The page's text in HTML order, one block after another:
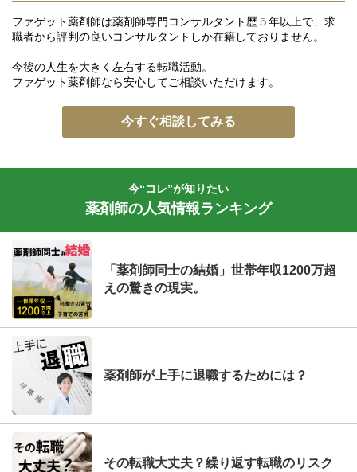
ファゲット薬剤師は薬剤師専門コンサルタント歴５年以上で、求
職者から評判の良いコンサルタントしか在籍しておりません。
今後の人生を大きく左右する転職活動。
ファゲット薬剤師なら安心してご相談いただけます。
今すぐ相談してみる
今“コレ”が知りたい
薬剤師の人気情報ランキング
「薬剤師同士の結婚」世帯年収1200万超
えの驚きの現実。
薬剤師が上手に退職するためには？
その転職大丈夫？繰り返す転職のリスク